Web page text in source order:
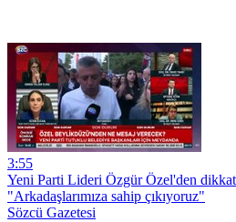
3:55
Yeni Parti Lideri Özgür Özel'den dikkat
"Arkadaşlarımıza sahip çıkıyoruz"
Sözcü Gazetesi